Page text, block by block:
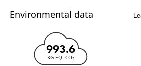
Environmental data
993.6
KG EQ. CO2